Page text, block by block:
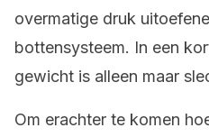
overmatige druk
bottensysteem. In een
gewicht is alleen maar
Om erachter te komen